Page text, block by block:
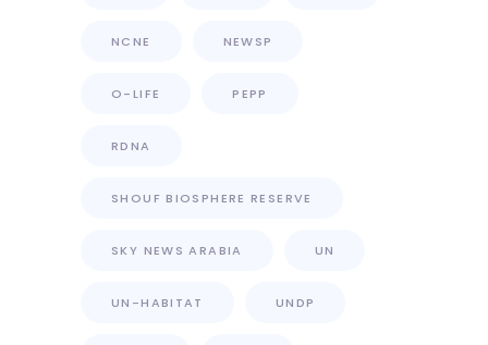
NCNE NEWSP
O-LIFE PEPP
RDNA
SHOUF BIOSPHERE RESERVE
SKY NEWS ARABIA UN
UN-HABITAT UNDP